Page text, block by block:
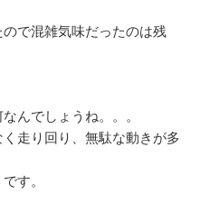
で混雑気味だったのは残
んでしょうね。。。
走り回り、無駄な動きが多
す。